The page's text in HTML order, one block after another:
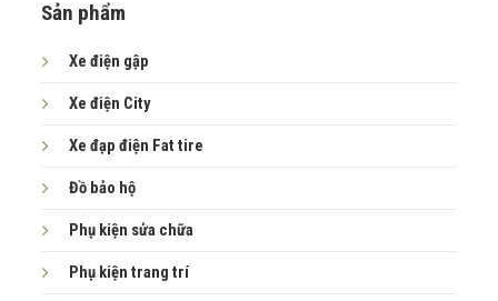
Sản phẩm
Xe điện gập
Xe điện City
Xe đạp điện Fat tire
Đồ bảo hộ
Phụ kiện sửa chữa
Phụ kiện trang trí